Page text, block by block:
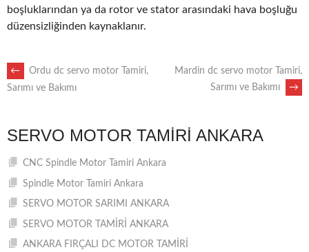
boşluklarından ya da rotor ve stator arasındaki hava boşluğu
düzensizliğinden kaynaklanır.
POST
←
Ordu dc servo motor Tamiri,
Sarımı ve Bakımı
Mardin dc servo motor Tamiri,
Sarımı ve Bakımı
→
SERVO MOTOR TAMIRI ANKARA
CNC Spindle Motor Tamiri Ankara
Spindle Motor Tamiri Ankara
SERVO MOTOR SARIMI ANKARA
SERVO MOTOR TAMİRİ ANKARA
ANKARA FIRÇALI DC MOTOR TAMİRİ